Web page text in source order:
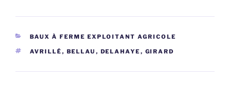
CATÉGORIES
BAUX À FERME EXPLOITANT AGRICOLE
ÉTIQUETTES
AVRILLÉ , BELLAU , DELAHAYE , GIRARD